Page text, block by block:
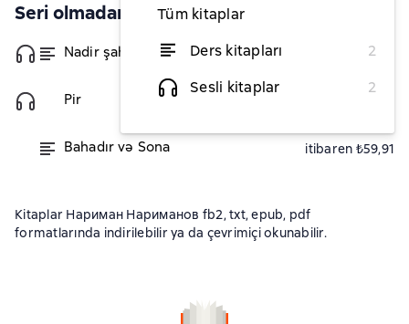
Tüm kitaplar
Ders kitapları
2
Sesli kitaplar
2
Seri olmadan
Nadir şah itibaren ₺28,18
Pir
Bahadır və Sona itibaren ₺59,91
Kitaplar Нариман Нариманов fb2, txt, epub, pdf
formatlarında indirilebilir ya da çevrimiçi okunabilir.